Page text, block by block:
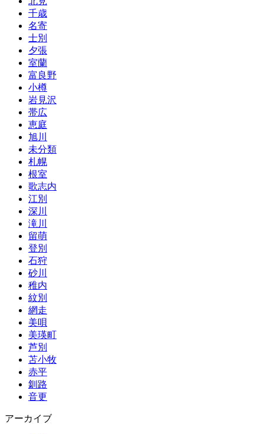
千歳
名寄
士別
夕張
室蘭
富良野
小樽
岩見沢
帯広
恵庭
旭川
未分類
札幌
根室
歌志内
江別
深川
滝川
留萌
登別
石狩
砂川
稚内
紋別
網走
美唄
美瑛町
芦別
苫小牧
赤平
釧路
音更
アーカイブ